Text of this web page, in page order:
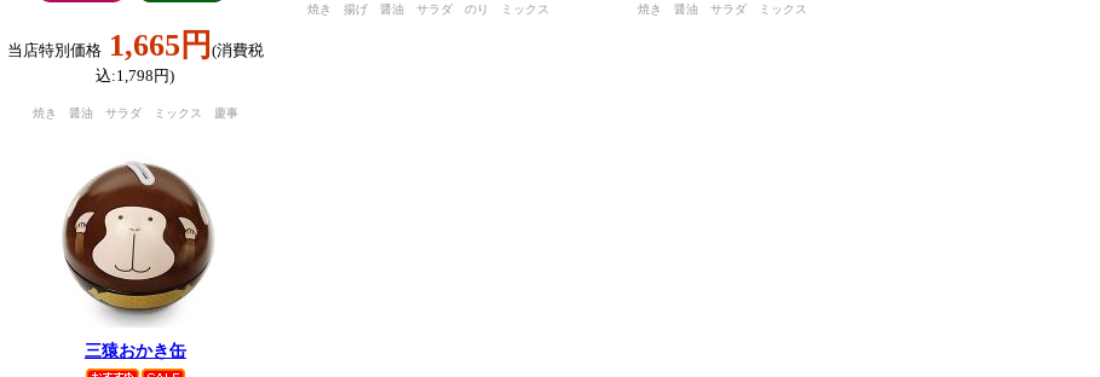
当店特別価格 1,665円(消費税
込:1,798円)
焼き 醤油 サラダ ミックス 慶事
焼き 揚げ 醤油 サラダ のり ミックス 焼き 醤油 サラダ ミックス
三猿おかき缶